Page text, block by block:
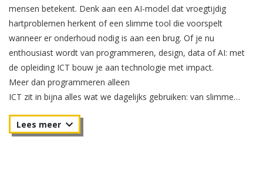
mensen betekent. Denk aan een AI-model dat vroegtijdig
hartproblemen herkent of een slimme tool die voorspelt
wanneer er onderhoud nodig is aan een brug. Of je nu
enthousiast wordt van programmeren, design, data of AI: met
de opleiding ICT bouw je aan technologie met impact.
Meer dan programmeren alleen
ICT zit in bijna alles wat we dagelijks gebruiken: van slimme
gezichtsherkenning op je telefoon. Als hbo-opgeleide ICT’er ben